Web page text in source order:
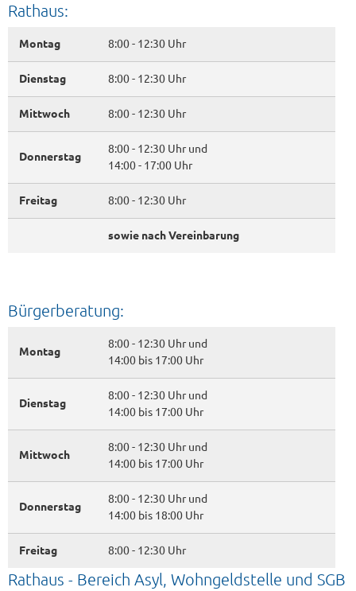
Rathaus:
Montag 8:00 - 12:30 Uhr
Dienstag 8:00 - 12:30 Uhr
Mittwoch 8:00 - 12:30 Uhr
Donnerstag
8:00 - 12:30 Uhr und
14:00 - 17:00 Uhr
Freitag 8:00 - 12:30 Uhr
sowie nach Vereinbarung
Bürgerberatung:
Montag
8:00 - 12:30 Uhr und
14:00 bis 17:00 Uhr
Dienstag
8:00 - 12:30 Uhr und
14:00 bis 17:00 Uhr
Mittwoch
8:00 - 12:30 Uhr und
14:00 bis 17:00 Uhr
Donnerstag
8:00 - 12:30 Uhr und
14:00 bis 18:00 Uhr
Freitag 8:00 - 12:30 Uhr
Rathaus - Bereich Asyl, Wohngeldstelle und SGB